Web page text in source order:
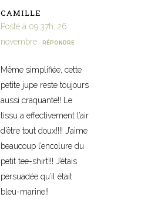
CAMILLE
Posté à 09:37h, 26
novembre
RÉPONDRE
Même simplifiée, cette
petite jupe reste toujours
aussi craquante!! Le
tissu a effectivement l’air
d’être tout doux!!!! J’aime
beaucoup l’encolure du
petit tee-shirt!!! J’étais
persuadée qu’il était
bleu-marine!!